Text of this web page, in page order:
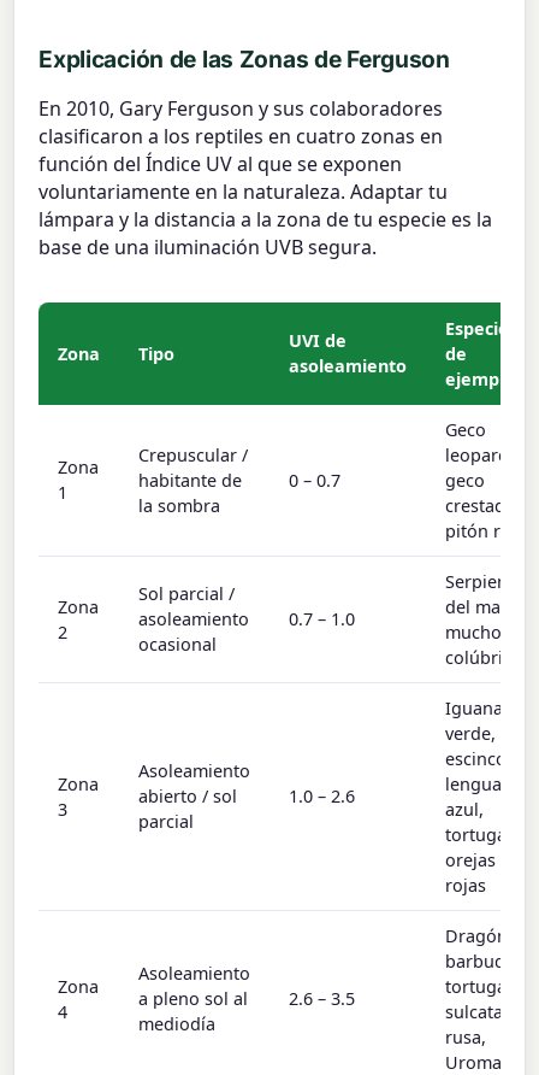
Explicación de las Zonas de Ferguson
En 2010, Gary Ferguson y sus colaboradores
clasificaron a los reptiles en cuatro zonas en
función del Índice UV al que se exponen
voluntariamente en la naturaleza. Adaptar tu
lámpara y la distancia a la zona de tu especie es la
base de una iluminación UVB segura.
Zona Tipo
UVI de
asoleamiento
Especies
de
ejemplo
Zona
1
Crepuscular /
habitante de
la sombra
0 – 0.7
Geco
leopardo,
geco
crestado,
pitón real
Zona
2
Sol parcial /
asoleamiento
ocasional
0.7 – 1.0
Serpiente
del maíz,
muchos
colúbridos
Zona
3
Asoleamiento
abierto / sol
parcial
1.0 – 2.6
Iguana
verde,
escinco de
lengua
azul,
tortuga de
orejas
rojas
Zona
4
Asoleamiento
a pleno sol al
mediodía
2.6 – 3.5
Dragón
barbudo,
tortuga
sulcata y
rusa,
Uromastyx